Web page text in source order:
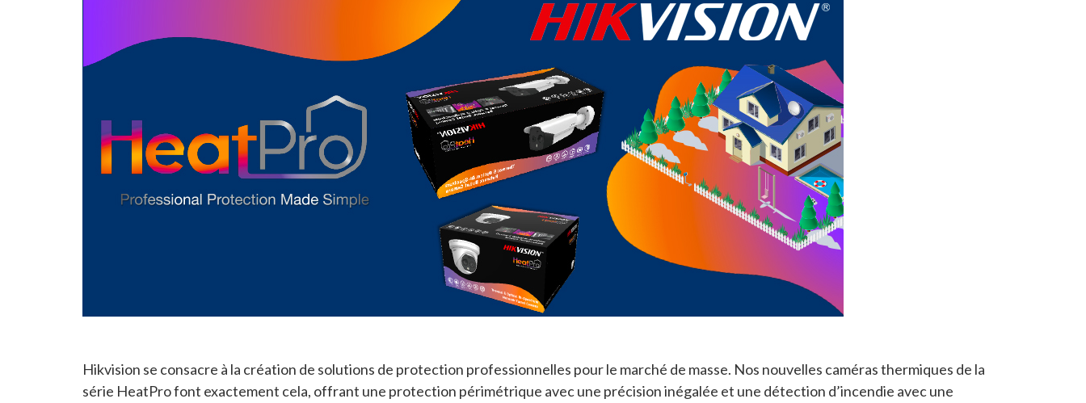
Hikvision se consacre à la création de solutions de protection professionnelles pour le marché de masse. Nos nouvelles caméras thermiques de la
série HeatPro font exactement cela, offrant une protection périmétrique avec une précision inégalée et une détection d’incendie avec une